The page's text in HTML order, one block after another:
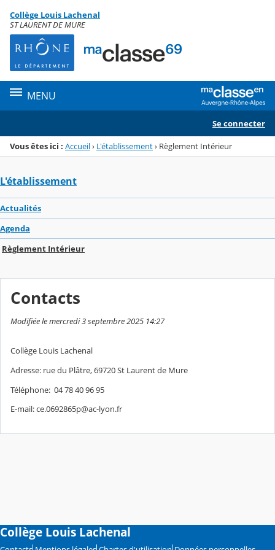
Menu de la rubrique
Contenu
Collège Louis Lachenal
ST LAURENT DE MURE
MENU
Se connecter
Vous êtes ici : Accueil› L'établissement› Règlement Intérieur
L'établissement
Actualités
Agenda
Règlement Intérieur
Contacts
Modifiée le mercredi 3 septembre 2025 14:27
Collège Louis Lachenal
Adresse: rue du Plâtre, 69720 St Laurent de Mure
Téléphone: 04 78 40 96 95
E-mail: ce.0692865p@ac-lyon.fr
Collège Louis Lachenal